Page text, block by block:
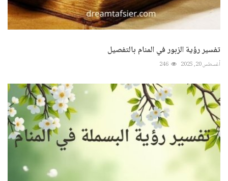
تفسير رؤية الزبور في المنام بالتفصيل
أغسطس 20, 2025 246